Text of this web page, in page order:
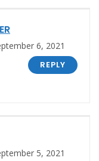
6, 2021
REPLY
5, 2021